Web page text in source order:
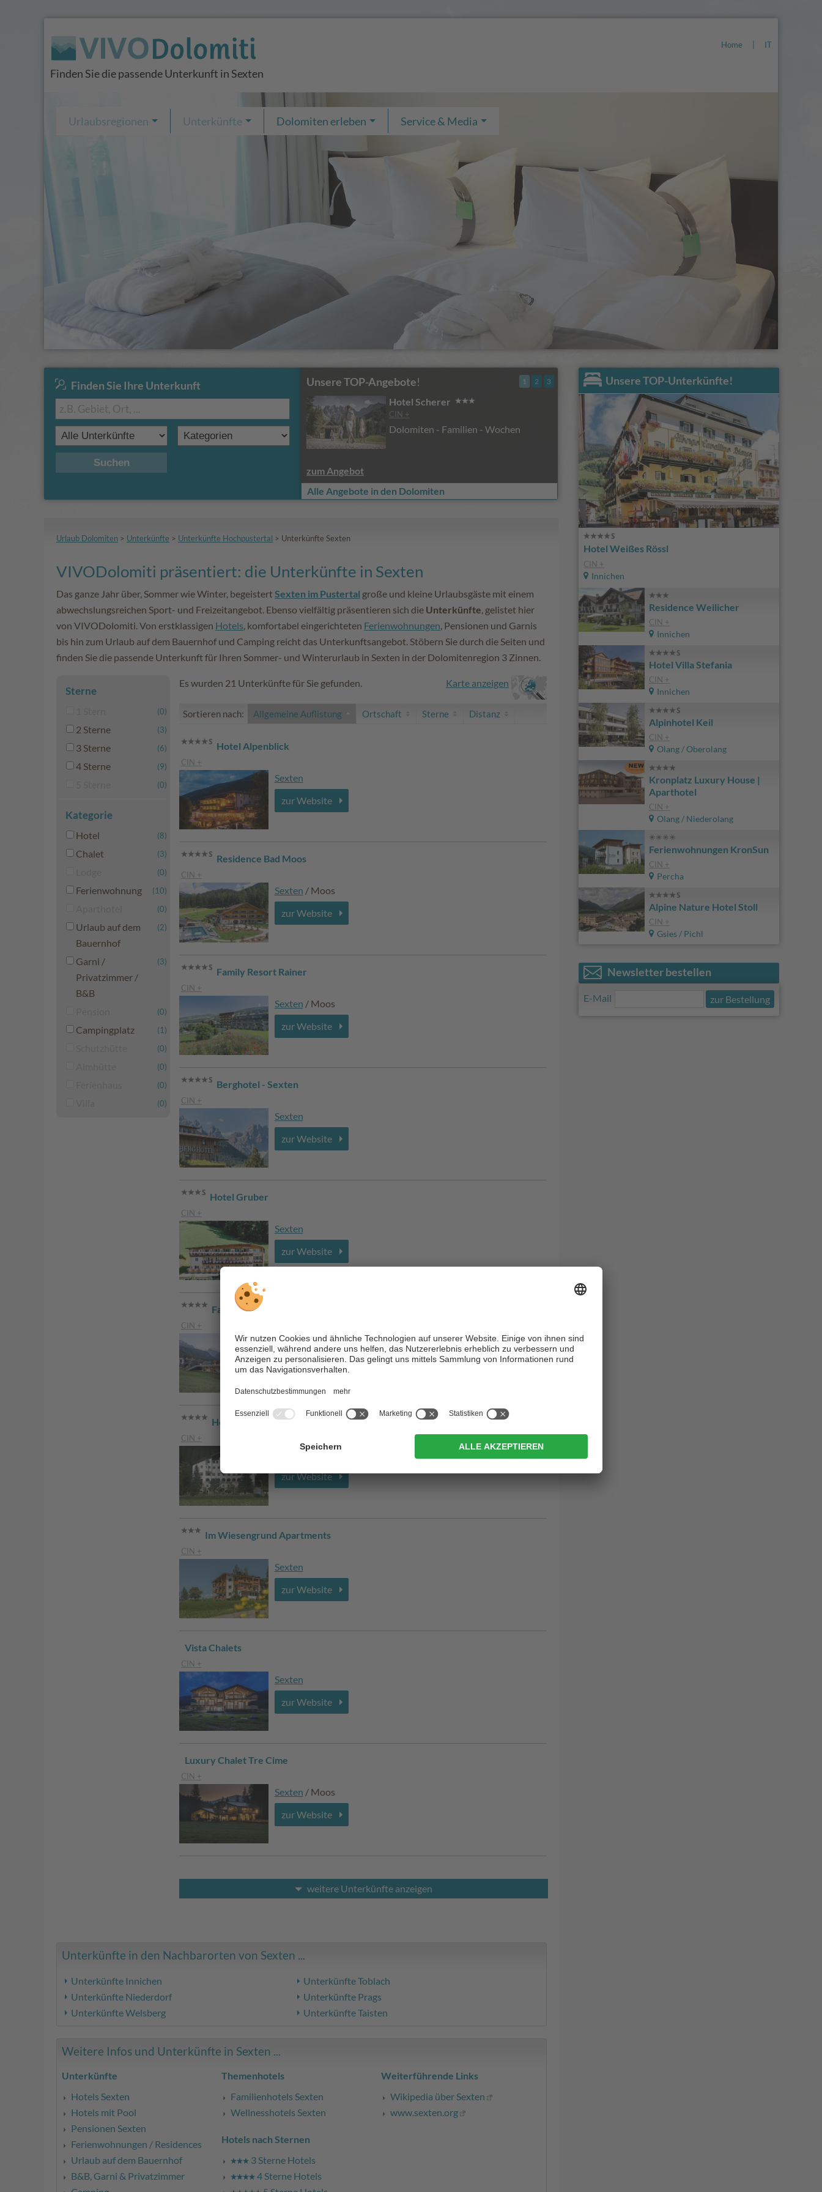
Home IT
Finden Sie die passende Unterkunft in Sexten
Finden Sie Ihre Unterkunft
Suchen
Unsere TOP-Angebote!
Hotel Scherer
CIN +
Dolomiten - Familien - Wochen
zum Angebot
1 2 3
Alle Angebote in den Dolomiten
Urlaubsregionen Unterkünfte Dolomiten erleben Service & Media
Urlaub Dolomiten > Unterkünfte > Unterkünfte Hochpustertal > Unterkünfte Sexten
VIVODolomiti präsentiert: die Unterkünfte in Sexten
Das ganze Jahr über, Sommer wie Winter, begeistertSexten im Pustertal große und kleine Urlaubsgäste mit einem
abwechslungsreichen Sport- und Freizeitangebot. Ebenso vielfältig präsentieren sich die Unterkünfte, gelistet hier
von VIVODolomiti. Von erstklassigen Hotels, komfortabel eingerichteten Ferienwohnungen, Pensionen und Garnis
bis hin zum Urlaub auf dem Bauernhof und Camping reicht das Unterkunftsangebot. Stöbern Sie durch die Seiten und
finden Sie die passende Unterkunft für Ihren Sommer- und Winterurlaub in Sexten in der Dolomitenregion 3 Zinnen.
Sterne
(0)
2 Sterne (3)
3 Sterne (6)
4 Sterne (9)
(0)
Kategorie
Hotel (8)
Chalet (3)
(0)
Ferienwohnung (10)
(0)
Urlaub auf dem
Bauernhof
(2)
Garni /
Privatzimmer /
B&B
(3)
(0)
Campingplatz (1)
(0)
(0)
(0)
(0)
Karte anzeigen
Es wurden 21 Unterkünfte für Sie gefunden.
Sortieren nach: Allgemeine Auflistung Ortschaft Sterne Distanz
Hotel Alpenblick
CIN +
Sexten
zur Website
Residence Bad Moos
CIN +
Sexten / Moos
zur Website
Family Resort Rainer
CIN +
Sexten / Moos
zur Website
Berghotel - Sexten
CIN +
Sexten
zur Website
Hotel Gruber
CIN +
Sexten
zur Website
Family Resort Rainer Hotel/Residences
CIN +
Sexten/ Moos
zur Website
Hotel Drei Zinnen
CIN +
/ Moos
zur Website
Im Wiesengrund Apartments
CIN +
Sexten
zur Website
Vista Chalets
CIN +
Sexten
zur Website
Luxury Chalet Tre Cime
CIN +
Sexten / Moos
zur Website
weitere Unterkünfte anzeigen
Unterkünfte in den Nachbarorten von Sexten ...
Unterkünfte Innichen
Unterkünfte Toblach
Unterkünfte Niederdorf
Unterkünfte Prags
Unterkünfte Welsberg
Unterkünfte Taisten
Weitere Infos und Unterkünfte in Sexten ...
Unterkünfte
Hotels Sexten
Hotels mit Pool
Pensionen Sexten
Ferienwohnungen / Residences
Urlaub auf dem Bauernhof
B&B, Garni & Privatzimmer
Themenhotels
Familienhotels Sexten
Wellnesshotels Sexten
Hotels nach Sternen
3 Sterne Hotels
4 Sterne Hotels
Weiterführende Links
Wikipedia über Sexten
www.sexten.org
Unsere TOP-Unterkünfte!
Hotel Weißes Rössl
CIN +
Innichen
Residence Weilicher
CIN +
Innichen
Hotel Villa Stefania
CIN +
Innichen
Alpinhotel Keil
CIN +
Olang / Oberolang
Kronplatz Luxury House |
Aparthotel
CIN +
Olang / Niederolang
Ferienwohnungen KronSun
CIN +
Percha
Alpine Nature Hotel Stoll
CIN +
Gsies / Pichl
Newsletter bestellen
E-Mail